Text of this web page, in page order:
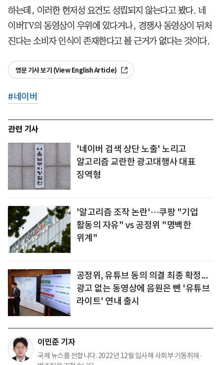
하는데, 이러한 현저성 요건도 성립되지 않는다고 봤다. 네
이버TV의 동영상이 우위에 있다거나, 경쟁사 동영상이 뒤처
진다는 소비자 인식이 존재한다고 볼 근거가 없다는 것이다.
영문 기사 보기 (View English Article)
#네이버
관련 기사
'네이버 검색 상단 노출' 노리고
알고리즘 교란한 광고대행사 대표
징역형
'알고리즘 조작 논란'…쿠팡 "기업
활동의 자유" vs 공정위 "명백한
위계"
공정위, 유튜브 동의 의결 최종 확정...
광고 없는 동영상에 음원은 뺀 '유튜브
라이트' 연내 출시
이민준 기자
국제 뉴스를 전합니다. 2022년 12월 입사해 사회부 기동취재·